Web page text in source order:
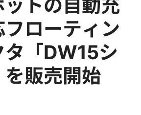
ットの自動充
ローティン
タ「DW15シ
を販売開始